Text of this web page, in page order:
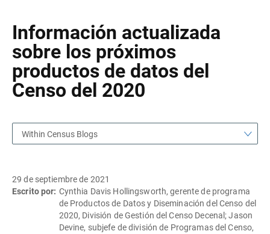
Información actualizada
sobre los próximos
productos de datos del
Censo del 2020
Within Census Blogs
29 de septiembre de 2021
Escrito por: Cynthia Davis Hollingsworth, gerente de programa
de Productos de Datos y Diseminación del Censo del
2020, División de Gestión del Censo Decenal; Jason
Devine, subjefe de división de Programas del Censo,